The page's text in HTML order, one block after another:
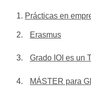
Prácticas en
Erasmus
Grado IOI es un
MÁSTER para